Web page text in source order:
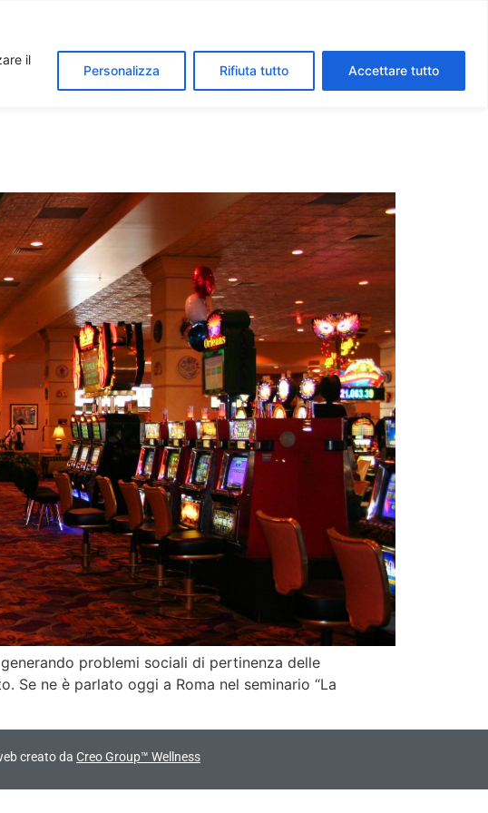
il
Personalizza Rifiuta tutto Accettare tutto
problemi sociali di pertinenza delle
Se ne è parlato oggi a Roma nel seminario “La
creato da Creo Group™ Wellness